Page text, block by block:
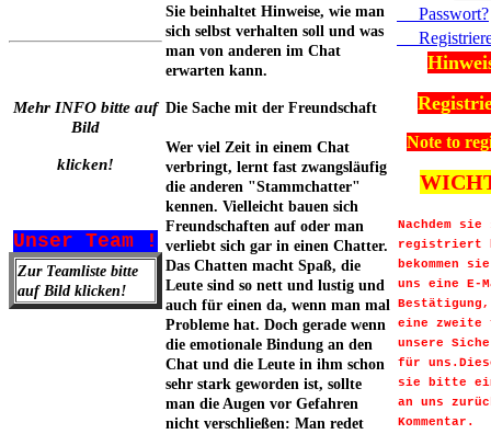
Mehr INFO bitte auf
Bild
klicken!
Unser Team !
Zur Teamliste bitte
auf Bild klicken!
Sie beinhaltet Hinweise, wie man
sich selbst verhalten soll und was
man von anderen im Chat
erwarten kann.
Die Sache mit der Freundschaft
Wer viel Zeit in einem Chat
verbringt, lernt fast zwangsläufig
die anderen "Stammchatter"
kennen. Vielleicht bauen sich
Freundschaften auf oder man
verliebt sich gar in einen Chatter.
Das Chatten macht Spaß, die
Leute sind so nett und lustig und
auch für einen da, wenn man mal
Probleme hat. Doch gerade wenn
die emotionale Bindung an den
Chat und die Leute in ihm schon
sehr stark geworden ist, sollte
man die Augen vor Gefahren
nicht verschließen: Man redet
Passwort?
Note to
Nachdem sie
registriert
bekommen
uns eine E-
Bestätigung,
eine zweite
unsere
für uns.
sie bitte
an uns
Kommentar.